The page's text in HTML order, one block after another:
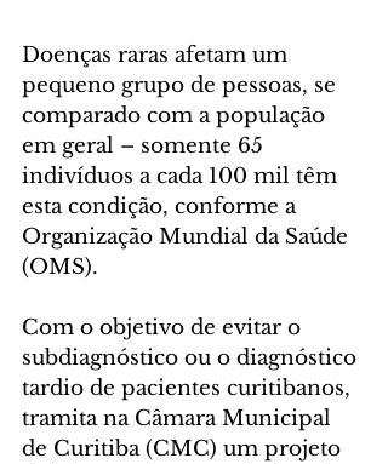
Doenças raras afetam um
pequeno grupo de pessoas, se
comparado com a população
em geral – somente 65
indivíduos a cada 100 mil têm
esta condição, conforme a
Organização Mundial da Saúde
(OMS).
Com o objetivo de evitar o
subdiagnóstico ou o diagnóstico
tardio de pacientes curitibanos,
tramita na Câmara Municipal
de Curitiba (CMC) um projeto